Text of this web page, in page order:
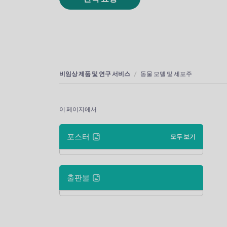
비임상 제품 및 연구 서비스 동물 모델 및 세포주
이 페이지에서
포스터 모두 보기
출판물